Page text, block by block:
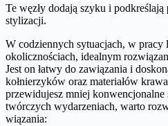
Te węzły dodają szyku i podkreślają
stylizacji.
W codziennych sytuacjach, w
okolicznościach, idealnym
Jest on łatwy do zawiązania i
kołnierzyków oraz materiałów
przewidujesz mniej
twórczych wydarzeniach, warto
wiązania: